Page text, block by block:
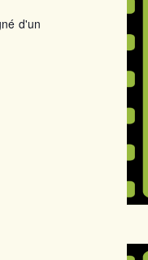
d'un